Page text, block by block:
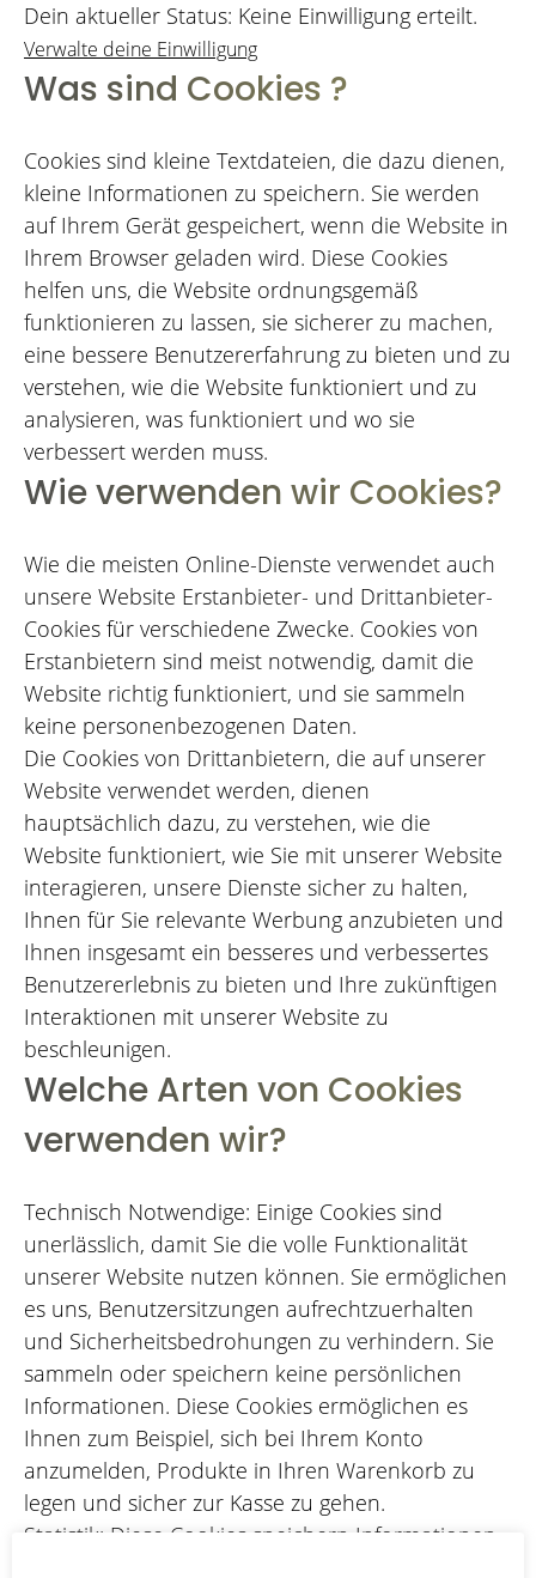
Dein aktueller Status: Keine Einwilligung erteilt.
Verwalte deine Einwilligung
Was sind Cookies ?
Cookies sind kleine Textdateien, die dazu dienen,
kleine Informationen zu speichern. Sie werden
auf Ihrem Gerät gespeichert, wenn die Website in
Ihrem Browser geladen wird. Diese Cookies
helfen uns, die Website ordnungsgemäß
funktionieren zu lassen, sie sicherer zu machen,
eine bessere Benutzererfahrung zu bieten und zu
verstehen, wie die Website funktioniert und zu
analysieren, was funktioniert und wo sie
verbessert werden muss.
Wie verwenden wir Cookies?
Wie die meisten Online-Dienste verwendet auch
unsere Website Erstanbieter- und Drittanbieter-
Cookies für verschiedene Zwecke. Cookies von
Erstanbietern sind meist notwendig, damit die
Website richtig funktioniert, und sie sammeln
keine personenbezogenen Daten.
Die Cookies von Drittanbietern, die auf unserer
Website verwendet werden, dienen
hauptsächlich dazu, zu verstehen, wie die
Website funktioniert, wie Sie mit unserer Website
interagieren, unsere Dienste sicher zu halten,
Ihnen für Sie relevante Werbung anzubieten und
Ihnen insgesamt ein besseres und verbessertes
Benutzererlebnis zu bieten und Ihre zukünftigen
Interaktionen mit unserer Website zu
beschleunigen.
Welche Arten von Cookies
verwenden wir?
Technisch Notwendige: Einige Cookies sind
unerlässlich, damit Sie die volle Funktionalität
unserer Website nutzen können. Sie ermöglichen
es uns, Benutzersitzungen aufrechtzuerhalten
und Sicherheitsbedrohungen zu verhindern. Sie
sammeln oder speichern keine persönlichen
Informationen. Diese Cookies ermöglichen es
Ihnen zum Beispiel, sich bei Ihrem Konto
anzumelden, Produkte in Ihren Warenkorb zu
legen und sicher zur Kasse zu gehen.
Statistik: Diese Cookies speichern Informationen